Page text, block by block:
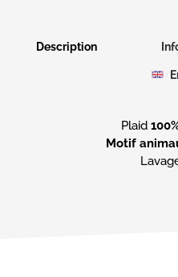
Description
Plaid
Motif